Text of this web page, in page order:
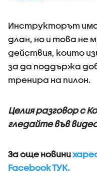
Инструкторът
длан, но и това не
действия, които
за да поддържа
тренира на пилон.
Целия разговор с
гледайте във
За още новини
Facebook ТУК.